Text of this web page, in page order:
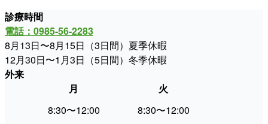
診療時間
電話：0985-56-2283
8月13日〜8月15日（3日間）夏季休暇
12月30日〜1月3日（5日間）冬季休暇
外来
月
火
8:30〜12:00
8:30〜12:00